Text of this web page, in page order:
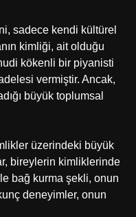
sadece kendi kültürel
kimliği, ait olduğu
kökenli bir piyanisti
vermiştir. Ancak,
büyük toplumsal
üzerindeki büyük
bireylerin kimliklerinde
bağ kurma şekli, onun
deneyimler, onun